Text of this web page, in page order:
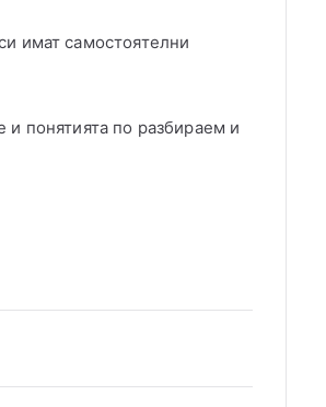
имат самостоятелни
понятията по разбираем и